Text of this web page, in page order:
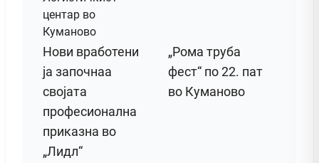
Нови вработени
ја започнаа
својата
професионална
приказна во
„Лидл“
„Рома труба
фест“ по 22. пат
во Куманово